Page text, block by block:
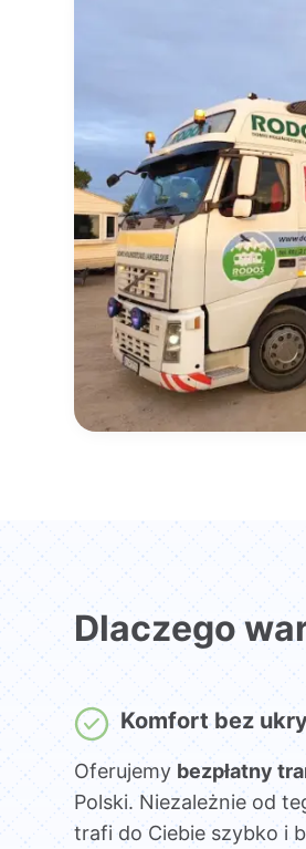
Dlaczego
Komfort bez
Oferujemy bezpłatny
Polski. Niezależnie od
trafi do Ciebie szybko i